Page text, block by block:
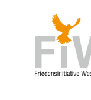
springen